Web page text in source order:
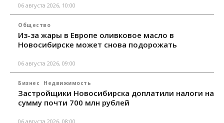
06 августа 2026, 10:00
Общество
Из-за жары в Европе оливковое масло в
Новосибирске может снова подорожать
06 августа 2026, 09:00
Бизнес Недвижимость
Застройщики Новосибирска доплатили налоги на
сумму почти 700 млн рублей
06 августа 2026, 08:00